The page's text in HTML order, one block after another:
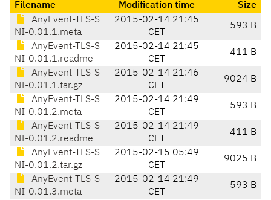
Filename Modification time
Size
AnyEvent-TLS-S
NI-0.01.1.meta
2015-02-14 21:45
CET
593 B
AnyEvent-TLS-S
NI-0.01.1.readme
2015-02-14 21:45
CET
411 B
AnyEvent-TLS-S
NI-0.01.1.tar.gz
2015-02-14 21:46
CET
9024 B
AnyEvent-TLS-S
NI-0.01.2.meta
2015-02-14 21:49
CET
593 B
AnyEvent-TLS-S
NI-0.01.2.readme
2015-02-14 21:49
CET
411 B
AnyEvent-TLS-S
NI-0.01.2.tar.gz
2015-02-15 05:49
CET
9025 B
AnyEvent-TLS-S
NI-0.01.3.meta
2015-02-14 21:49
CET
593 B